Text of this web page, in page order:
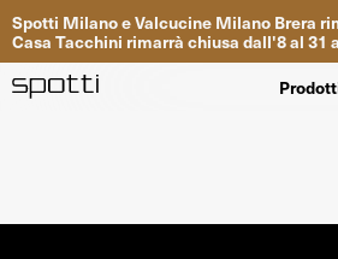
Spotti MilanoeValcucine Milano Brera
Casa Tacchini rimarrà chiusa dall'8al 31